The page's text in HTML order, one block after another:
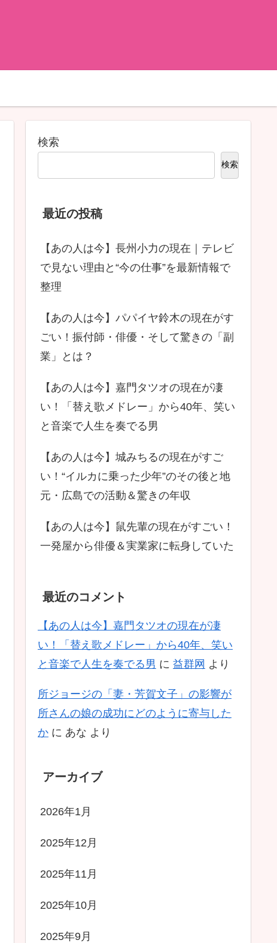
検索
検索
最近の投稿
【あの人は今】長州小力の現在｜テレビ
で見ない理由と“今の仕事”を最新情報で
整理
【あの人は今】パパイヤ鈴木の現在がす
ごい！振付師・俳優・そして驚きの「副
業」とは？
【あの人は今】嘉門タツオの現在が凄
い！「替え歌メドレー」から40年、笑い
と音楽で人生を奏でる男
【あの人は今】城みちるの現在がすご
い！“イルカに乗った少年”のその後と地
元・広島での活動＆驚きの年収
【あの人は今】鼠先輩の現在がすごい！
一発屋から俳優＆実業家に転身していた
最近のコメント
【あの人は今】嘉門タツオの現在が凄
い！「替え歌メドレー」から40年、笑い
と音楽で人生を奏でる男 に 益群网 より
所ジョージの「妻・芳賀文子」の影響が
所さんの娘の成功にどのように寄与した
か に あな より
アーカイブ
2026年1月
2025年12月
2025年11月
2025年10月
2025年9月